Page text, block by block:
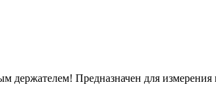
держателем! Предназначен для